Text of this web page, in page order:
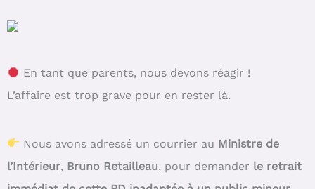
En tant que parents, nous devons réagir !
L’affaire est trop grave pour en rester là.
Nous avons adressé un courrier au Ministre de
l’Intérieur, Bruno Retailleau, pour demander le retrait